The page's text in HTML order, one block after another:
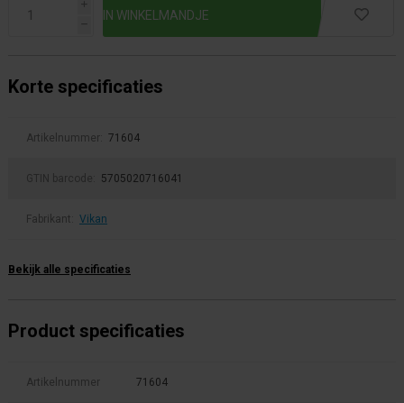
i
h
Korte specificaties
Artikelnummer: 71604
GTIN barcode: 5705020716041
Fabrikant: Vikan
Bekijk alle specificaties
Product specificaties
Artikelnummer 71604